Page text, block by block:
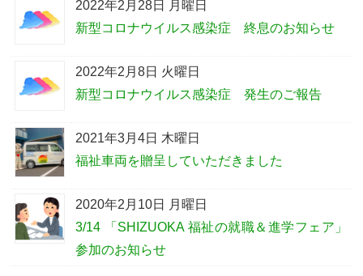
2022年2月28日 月曜日
新型コロナウイルス感染症 終息のお知らせ
2022年2月8日 火曜日
新型コロナウイルス感染症 発生のご報告
2021年3月4日 木曜日
福祉車両を贈呈していただきました
2020年2月10日 月曜日
3/14 「SHIZUOKA 福祉の就職＆進学フェア」
参加のお知らせ